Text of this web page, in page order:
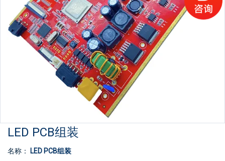
物流：空运/海运
LED PCB组装
名称： LED PCB组装